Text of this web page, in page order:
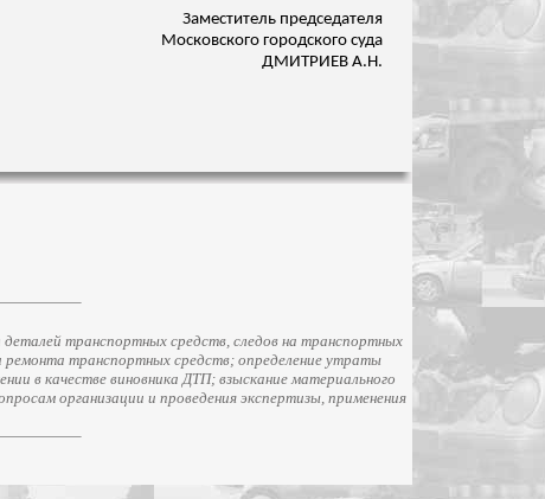
Заместитель председателя
Московского городского суда
ДМИТРИЕВ А.Н.
транспортных средств, следов на транспортных
ремонта транспортных средств; определение утраты
в качестве виновника ДТП; взыскание материального
организации и проведения экспертизы, применения